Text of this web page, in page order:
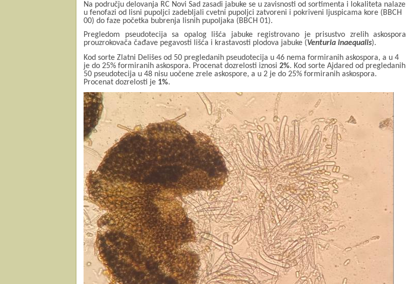
Na području delovanja RC Novi Sad zasadi jabuke se u zavisnosti od sortimenta i lokaliteta nalaze
u fenofazi od lisni pupoljci zadebljali cvetni pupoljci zatvoreni i pokriveni ljuspicama kore (BBCH
00) do faze početka bubrenja lisnih pupoljaka (BBCH 01).
Pregledom pseudotecija sa opalog lišća jabuke registrovano je prisustvo zrelih askospora
prouzrokovača čađave pegavosti lišća i krastavosti plodova jabuke (Venturia inaequalis).
Kod sorte Zlatni Delišes od 50 pregledanih pseudotecija u 46 nema formiranih askospora, a u 4
je do 25% formiranih askospora. Procenat dozrelosti iznosi 2%. Kod sorte Ajdared od pregledanih
50 pseudotecija u 48 nisu uočene zrele askospore, a u 2 je do 25% formiranih askospora.
Procenat dozrelosti je 1%.